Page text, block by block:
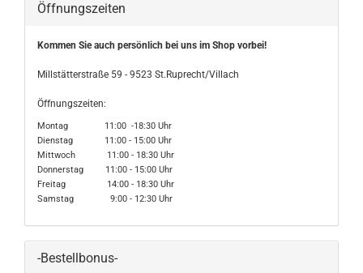
Öffnungszeiten
Kommen Sie auch persönlich bei uns im Shop vorbei!
Millstätterstraße 59 - 9523 St.Ruprecht/Villach
Öffnungszeiten:
Montag 11:00 -18:30 Uhr
Dienstag 11:00 - 15:00 Uhr
Mittwoch 11:00 - 18:30 Uhr
Donnerstag 11:00 - 15:00 Uhr
Freitag 14:00 - 18:30 Uhr
Samstag 9:00 - 12:30 Uhr
-Bestellbonus-